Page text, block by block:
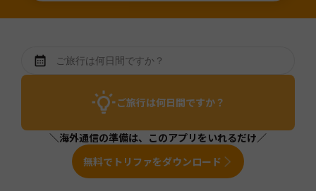
ご旅行は何日間ですか？
＼海外通信の準備は、このアプリをいれるだけ／
無料でトリファをダウンロード